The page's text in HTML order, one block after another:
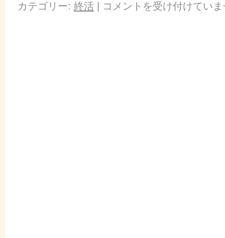
カテゴリー: 終活 コメントを受け付けてい